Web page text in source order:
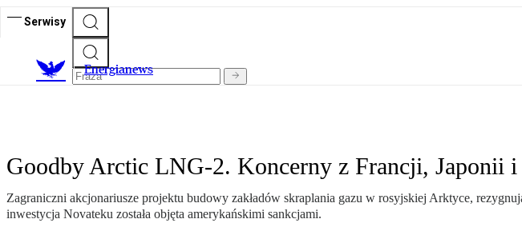
Serwisy
Energianews
Goodby Arctic LNG-2. Koncerny z Francji, Japonii i
Zagraniczni akcjonariusze projektu budowy zakładów skraplania gazu w rosyjskiej Arktyce,
inwestycja Novateku została objęta amerykańskimi sankcjami.